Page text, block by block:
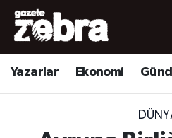
Yazarlar Ekonomi
Yazarlar
Ekonomi
Nöbetçi Eczaneler
Hava Durumu